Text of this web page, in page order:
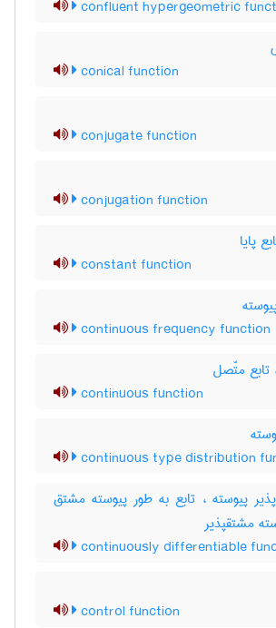
confluent hypergeometric
conical function
conjugate function
conjugation function
پایا
constant function
continuous frequency function
تابع متّصل
continuous function
continuous type distribution
پیوسته ، تابع به طور پیوسته مشتق
مشتقپذیر
continuously differentiable
control function